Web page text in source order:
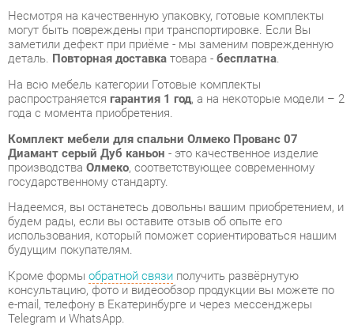
На всю мебель категории Готовые комплекты
распространяетсягарантия 1 год, а на некоторые модели – 2
года с момента приобретения.
Комплект мебели для спальни Олмеко Прованс 07
Диамант серый Дуб каньон- это качественное изделие
производстваОлмеко, соответствующее современному
государственному стандарту.
Надеемся, вы останетесь довольны вашим приобретением, и
будем рады, если вы оставите отзыв об опыте его
использования, который поможет сориентироваться нашим
будущим покупателям.
Кроме формы
получить развёрнутую
консультацию, фото и видеообзор продукции вы можете по
e-mail, телефону в Екатеринбурге и через мессенджеры
Telegram и WhatsApp.
нашем шоу-руме и купить Комплект мебели для спальни
Олмеко Прованс 07 Диамант серый Дуб каньон,
самостоятельно забрав его с нашего центрального склада в
г. Екатеринбург. Полный список адресов и магазинов